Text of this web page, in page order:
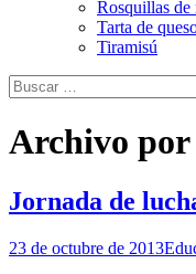
Rosquillas de
Tarta de
Tiramisú
Buscar:
Archivo por
Jornada de
23 de octubre de 2013